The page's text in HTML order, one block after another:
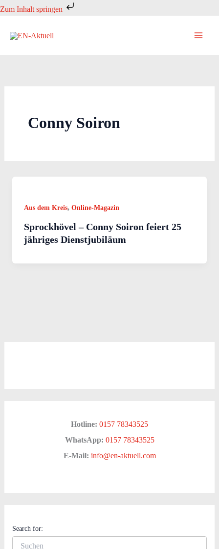
Zum Inhalt springen
Zum
springen
Conny Soiron
Aus dem Kreis, Online-Magazin
Sprockhövel – Conny Soiron feiert 25
jähriges Dienstjubiläum
Hotline: 0157 78343525
WhatsApp: 0157 78343525
E-Mail: info@en-aktuell.com
Search for: